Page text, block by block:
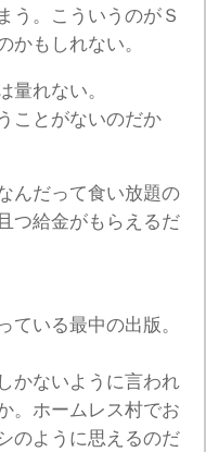
う。こういうのがＳ
かもしれない。
量れない。
ことがないのだか
んだって食い放題の
つ給金がもらえるだ
ている最中の出版。
かないように言われ
。ホームレス村でお
のように思えるのだ